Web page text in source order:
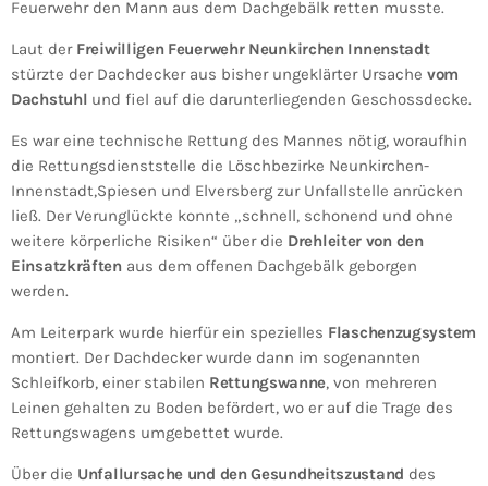
Feuerwehr den Mann aus dem Dachgebälk retten musste.
Laut der Freiwilligen Feuerwehr Neunkirchen Innenstadt
stürzte der Dachdecker aus bisher ungeklärter Ursache vom
Dachstuhl und fiel auf die darunterliegenden Geschossdecke.
Es war eine technische Rettung des Mannes nötig, woraufhin
die Rettungsdienststelle die Löschbezirke Neunkirchen-
Innenstadt,Spiesen und Elversberg zur Unfallstelle anrücken
ließ. Der Verunglückte konnte „schnell, schonend und ohne
weitere körperliche Risiken“ über die Drehleiter von den
Einsatzkräften aus dem offenen Dachgebälk geborgen
werden.
Am Leiterpark wurde hierfür ein spezielles Flaschenzugsystem
montiert. Der Dachdecker wurde dann im sogenannten
Schleifkorb, einer stabilen Rettungswanne, von mehreren
Leinen gehalten zu Boden befördert, wo er auf die Trage des
Rettungswagens umgebettet wurde.
Über die Unfallursache und den Gesundheitszustand des